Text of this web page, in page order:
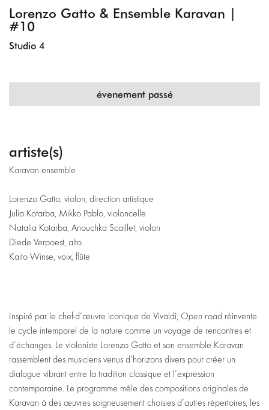
Lorenzo Gatto & Ensemble Karavan |
#10
Studio 4
évenement passé
artiste(s)
Karavan ensemble
Lorenzo Gatto, violon, direction artistique
Julia Kotarba, Mikko Pablo, violoncelle
Natalia Kotarba, Anouchka Scaillet, violon
Diede Verpoest, alto
Kaito Winse, voix, flûte
Inspiré par le chef-d’œuvre iconique de Vivaldi, Open road réinvente
le cycle intemporel de la nature comme un voyage de rencontres et
d’échanges. Le violoniste Lorenzo Gatto et son ensemble Karavan
rassemblent des musiciens venus d’horizons divers pour créer un
dialogue vibrant entre la tradition classique et l’expression
contemporaine. Le programme mêle des compositions originales de
Karavan à des œuvres soigneusement choisies d’autres répertoires, les